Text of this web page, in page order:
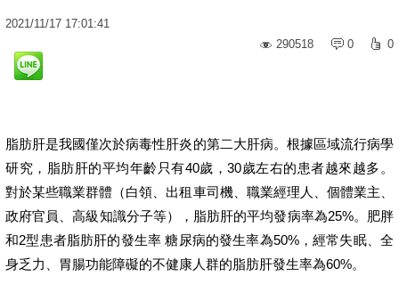
2021/11/17 17:01:41
290518
0 0
脂肪肝是我國僅次於病毒性肝炎的第二大肝病。根據區域流行病學
研究，脂肪肝的平均年齡只有40歲，30歲左右的患者越來越多。
對於某些職業群體（白領、出租車司機、職業經理人、個體業主、
政府官員、高級知識分子等），脂肪肝的平均發病率為25%。肥胖
和2型患者脂肪肝的發生率 糖尿病的發生率為50%，經常失眠、全
身乏力、胃腸功能障礙的不健康人群的脂肪肝發生率為60%。